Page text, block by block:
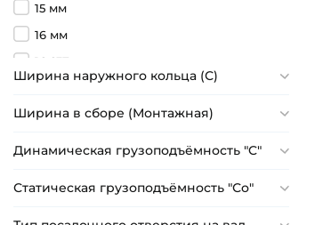
15 мм
16 мм
16,637 мм
17 мм
19 мм
19,05 мм
Ширина наружного кольца (С)
Ширина в сборе (Монтажная)
Динамическая грузоподъёмность "C"
Статическая грузоподъёмность "Сo"